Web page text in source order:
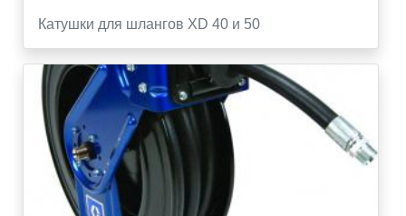
Катушки для шлангов XD 40 и 50